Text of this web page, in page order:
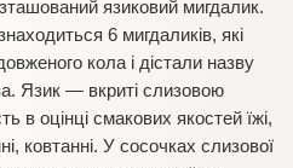
язиковий мигдалик.
6 мигдаликів, які
кола і дістали назву
Язик — вкриті слизовою
в оцінці смакових якостей їжі,
ковтанні. У сосочках слизової